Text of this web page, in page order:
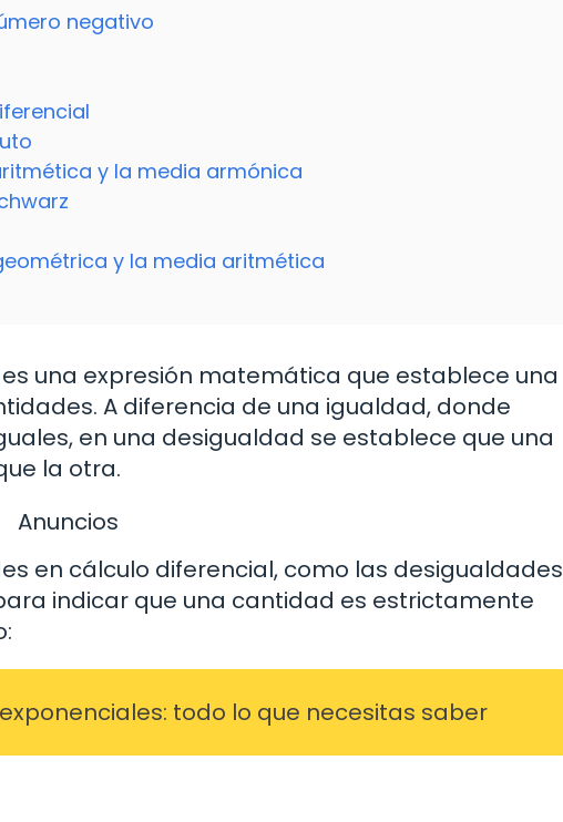
negativo
y la media armónica
y la media aritmética
una expresión matemática que establece una
A diferencia de una igualdad, donde
en una desigualdad se establece que una
la otra.
Anuncios
en cálculo diferencial, como las desigualdades
indicar que una cantidad es estrictamente
todo lo que necesitas saber